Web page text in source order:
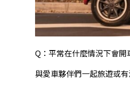
Q：平常在什麼情況下會開
與愛車夥伴們一起旅遊或有